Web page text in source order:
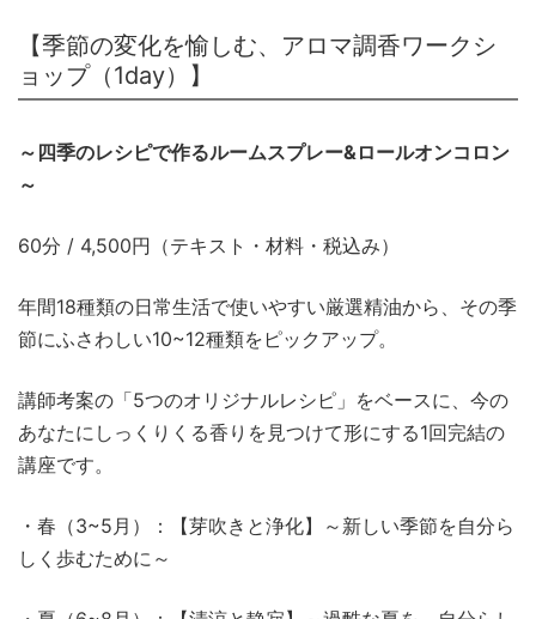
【季節の変化を愉しむ、アロマ調香ワークシ
ョップ（1day）】
～四季のレシピで作るルームスプレー&ロールオンコロン
～
60分 / 4,500円（テキスト・材料・税込み）
年間18種類の日常生活で使いやすい厳選精油から、その季
節にふさわしい10~12種類をピックアップ。
講師考案の「5つのオリジナルレシピ」をベースに、今の
あなたにしっくりくる香りを見つけて形にする1回完結の
講座です。
・春（3~5月）：【芽吹きと浄化】～新しい季節を自分ら
しく歩むために～